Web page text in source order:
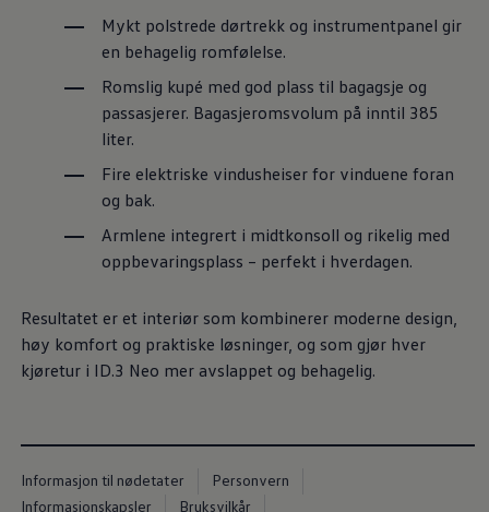
Mykt polstrede dørtrekk og instrumentpanel gir
en behagelig romfølelse.
Romslig kupé med god plass til bagagsje og
passasjerer. Bagasjeromsvolum på inntil 385
liter.
Fire elektriske vindusheiser for vinduene foran
og bak.
Armlene integrert i midtkonsoll og rikelig med
oppbevaringsplass – perfekt i hverdagen.
Resultatet er et interiør som kombinerer moderne design,
høy komfort og praktiske løsninger, og som gjør hver
kjøretur i ID.3 Neo mer avslappet og behagelig.
Informasjon til nødetater
Personvern
Informasjonskapsler
Bruksvilkår